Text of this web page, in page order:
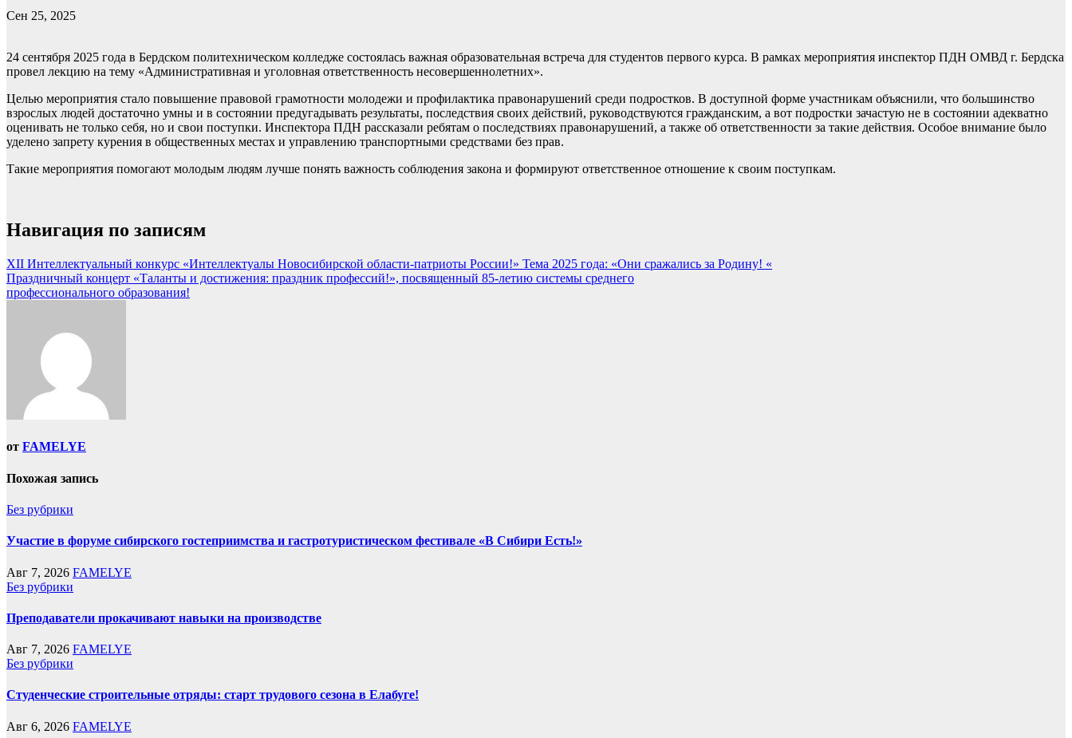
Сен 25, 2025
24 сентября 2025 года в Бердском политехническом колледже состоялась важная образовательная встреча для студентов первого курса. В рамках мероприятия инспектор ПДН ОМВД г. Бердска
провел лекцию на тему «Административная и уголовная ответственность несовершеннолетних».
Целью мероприятия стало повышение правовой грамотности молодежи и профилактика правонарушений среди подростков. В доступной форме участникам объяснили, что большинство
взрослых людей достаточно умны и в состоянии предугадывать результаты, последствия своих действий, руководствуются гражданским, а вот подростки зачастую не в состоянии адекватно
оценивать не только себя, но и свои поступки. Инспектора ПДН рассказали ребятам о последствиях правонарушений, а также об ответственности за такие действия. Особое внимание было
уделено запрету курения в общественных местах и управлению транспортными средствами без прав.
Такие мероприятия помогают молодым людям лучше понять важность соблюдения закона и формируют ответственное отношение к своим поступкам.
Навигация по записям
XII Интеллектуальный конкурс «Интеллектуалы Новосибирской области-патриоты России!» Тема 2025 года: «Они сражались за Родину! «
Праздничный концерт «Таланты и достижения: праздник профессий!», посвященный 85-летию системы среднего
профессионального образования!
от FAMELYE
Похожая запись
Без рубрики
Участие в форуме сибирского гостеприимства и гастротуристическом фестивале «В Сибири Есть!»
Авг 7, 2026 FAMELYE
Без рубрики
Преподаватели прокачивают навыки на производстве
Авг 7, 2026 FAMELYE
Без рубрики
Студенческие строительные отряды: старт трудового сезона в Елабуге!
Авг 6, 2026 FAMELYE